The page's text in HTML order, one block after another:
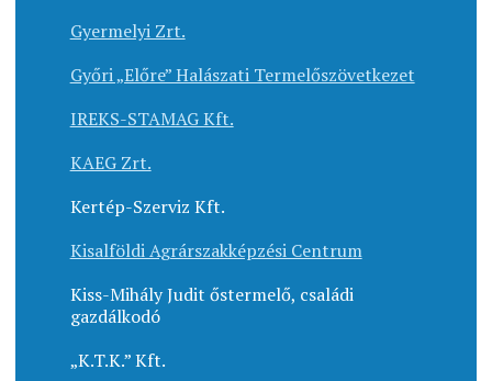
Gyermelyi Zrt.
Győri „Előre” Halászati Termelőszövetkezet
IREKS-STAMAG Kft.
KAEG Zrt.
Kertép-Szerviz Kft.
Kisalföldi Agrárszakképzési Centrum
Kiss-Mihály Judit őstermelő, családi
gazdálkodó
„K.T.K.” Kft.